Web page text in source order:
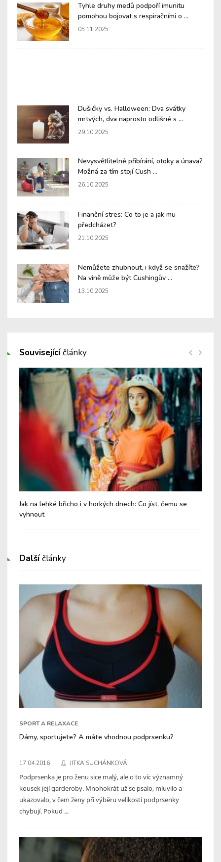
Tyhle druhy medů podpoří imunitu
pomohou bojovat s respiračními o ...
05.11.2025
Dušičky vs. Halloween: Dva svátky
mrtvých, dva naprosto odlišné s ...
29.10.2025
Nevysvětlitelné přibírání, otoky a únava?
Možná za tím stojí Cush ...
26.10.2025
Finanční stres: Co to je a jak mu
předcházet?
21.10.2025
Nemůžete zhubnout, i když se snažíte?
Na vině může být Cushingův ...
13.10.2025
Souvisejícíčlánky
Jak na lehké břicho i v horkých dnech: Co jíst, čemu se
vyhnout
Dalšíčlánky
SPORT A RELAXACE
Dámy, sportujete? A máte vhodnou podprsenku?
17.04.2016 JITKA SUCHÁNKOVÁ
Podprsenka je pro ženu sice malý, ale o to víc významný
kousek její garderoby. Mnohokrát už se psalo, mluvilo a
ukazovalo, v čem ženy při výběru velikosti podprsenky
chybují. Pokud ...